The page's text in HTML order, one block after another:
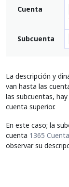
Cuenta
Subcuenta
La descripción y
van hasta las
las subcuentas,
cuenta superior.
En este caso; la
cuenta 1365
observar su